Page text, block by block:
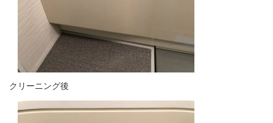
クリーニング後